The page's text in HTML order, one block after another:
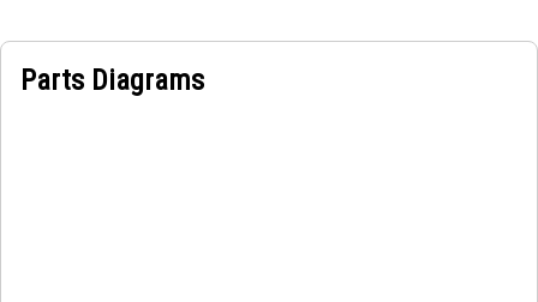
Parts Diagrams